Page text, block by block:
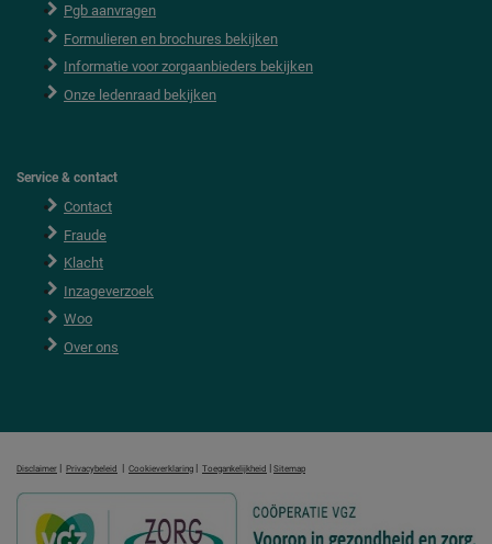
Pgb aanvragen
Formulieren en brochures bekijken
Informatie voor zorgaanbieders bekijken
Onze ledenraad bekijken
Service & contact
Contact
Fraude
Klacht
Inzageverzoek
Woo
Over ons
Disclaimer | Privacybeleid | Cookieverklaring | Toegankelijkheid | Sitemap